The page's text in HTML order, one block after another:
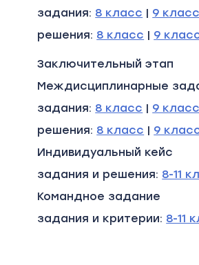
задания: 8 класс | 9 класс
решения: 8 класс | 9
Заключительный этап
Междисциплинарные
задания: 8 класс | 9 класс
решения: 8 класс | 9
Индивидуальный кейс
задания и решения: 8-11
Командное задание
задания и критерии: 8-11